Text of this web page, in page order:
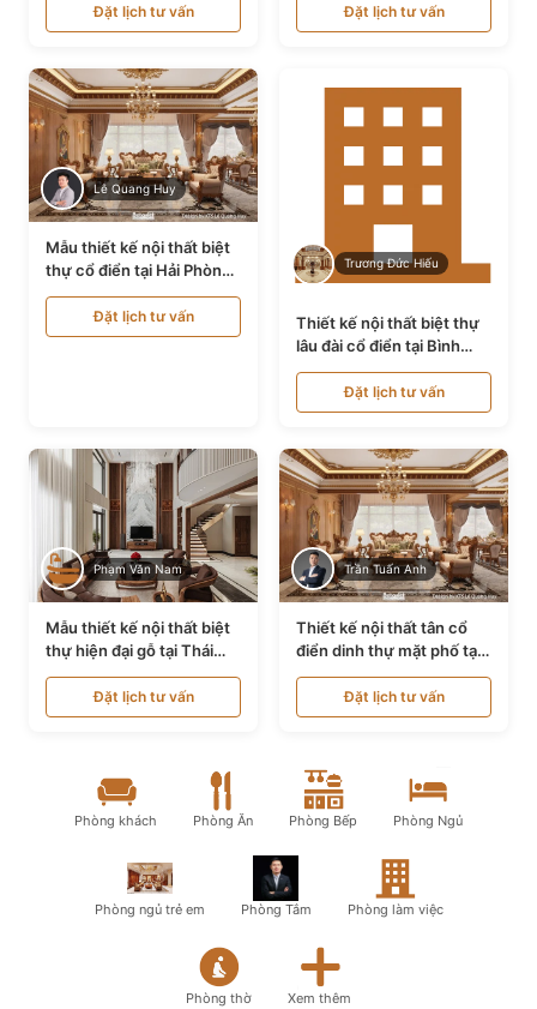
Đặt lịch tư vấn Đặt lịch tư vấn
Lê Quang Huy
Mẫu thiết kế nội thất biệt
thự cổ điển tại Hải Phòng
NT24535
Đặt lịch tư vấn
Trương Đức Hiếu
Thiết kế nội thất biệt thự
lâu đài cổ điển tại Bình
Thuận NT21128
Đặt lịch tư vấn
Phạm Văn Nam
Mẫu thiết kế nội thất biệt
thự hiện đại gỗ tại Thái
Bình NT9188719
Đặt lịch tư vấn
Trần Tuấn Anh
Thiết kế nội thất tân cổ
điển dinh thự mặt phố tại
Quảng Ninh NT24531
Đặt lịch tư vấn
Phòng khách Phòng Ăn Phòng Bếp Phòng Ngủ
Phòng ngủ trẻ em Phòng Tắm Phòng làm việc
Phòng thờ Xem thêm